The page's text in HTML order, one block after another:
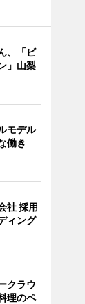
、「ビ
」山梨
モデル
働き
社 採用
ィング
クラウ
理のペ